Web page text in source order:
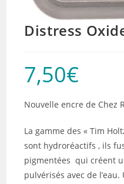
Distress
7,50€
Nouvelle encre de Chez
La gamme des « Tim
sont hydroréactifs , ils
pigmentées qui créent
pulvérisés avec de